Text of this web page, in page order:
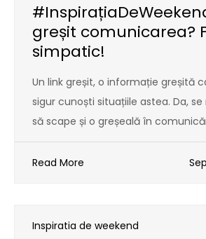
greșit comunicarea?
simpatic!
Un link greșit, o informație greșită
sigur cunoști situațiile astea. Da,
să scape și o greșeală în
Read More
Inspiratia de weekend